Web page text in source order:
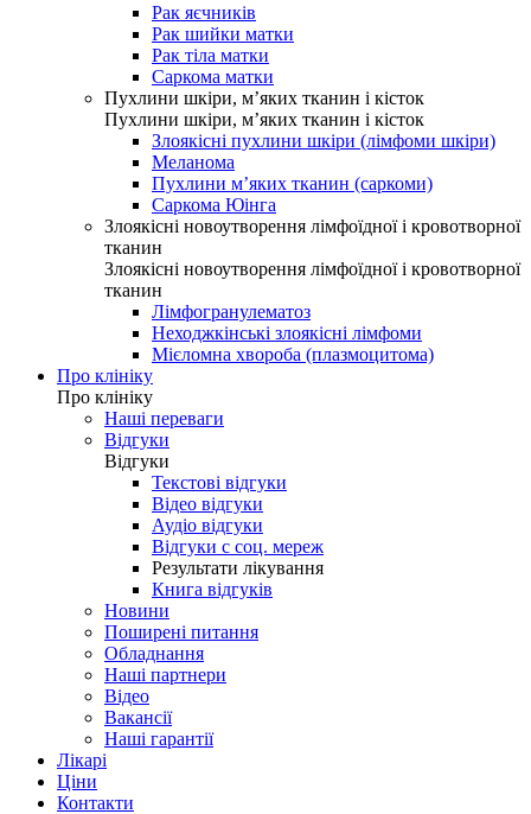
Рак яєчників
Рак шийки матки
Рак тіла матки
Саркома матки
Пухлини шкіри, м’яких тканин і кісток
Пухлини шкіри, м’яких тканин і кісток
Злоякісні пухлини шкіри (лімфоми шкіри)
Меланома
Пухлини м’яких тканин (саркоми)
Саркома Юінга
Злоякісні новоутворення лімфоїдної і кровотворної
тканин
Злоякісні новоутворення лімфоїдної і кровотворної
тканин
Лімфогранулематоз
Неходжкінські злоякісні лімфоми
Мієломна хвороба (плазмоцитома)
Про клініку
Про клініку
Наші переваги
Відгуки
Відгуки
Текстові відгуки
Відео відгуки
Аудіо відгуки
Відгуки с соц. мереж
Результати лікування
Книга відгуків
Новини
Поширені питання
Обладнання
Наші партнери
Відео
Вакансії
Наші гарантії
Лікарі
Ціни
Контакти